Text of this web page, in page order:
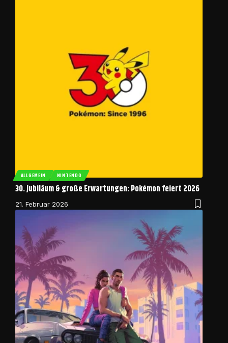
ALLGEMEIN NINTENDO
30. Jubiläum & große Erwartungen: Pokémon feiert 2026
21. Februar 2026